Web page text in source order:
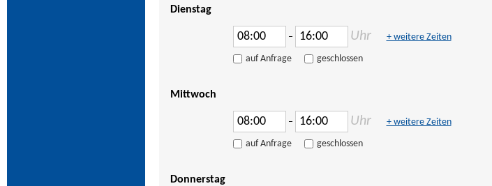
Dienstag
– Uhr + weitere Zeiten
auf Anfrage geschlossen
Mittwoch
– Uhr + weitere Zeiten
auf Anfrage geschlossen
Donnerstag